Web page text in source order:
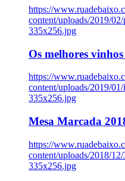
https://
content/uploads/2019/
335x256.jpg
Os melhores
https://
content/uploads/2019/
335x256.jpg
Mesa Marcada
https://
content/uploads/2018/
335x256.jpg